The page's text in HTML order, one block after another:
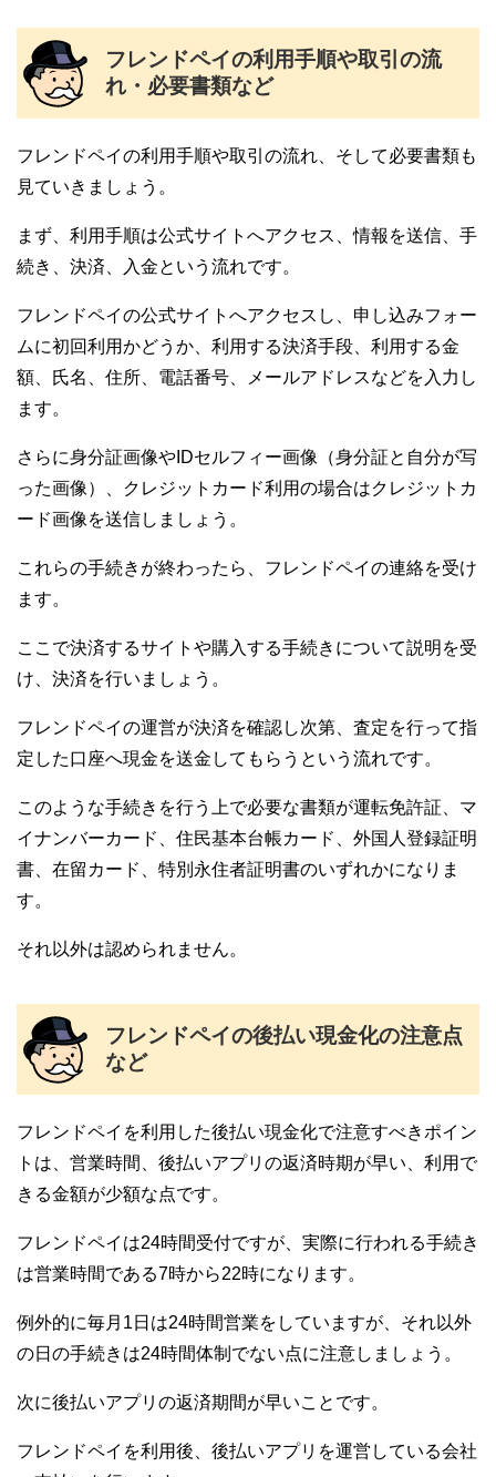
フレンドペイの利用手順や取引の流
れ・必要書類など
フレンドペイの利用手順や取引の流れ、そして必要書類も
見ていきましょう。
まず、利用手順は公式サイトへアクセス、情報を送信、手
続き、決済、入金という流れです。
フレンドペイの公式サイトへアクセスし、申し込みフォー
ムに初回利用かどうか、利用する決済手段、利用する金
額、氏名、住所、電話番号、メールアドレスなどを入力し
ます。
さらに身分証画像やIDセルフィー画像（身分証と自分が写
った画像）、クレジットカード利用の場合はクレジットカ
ード画像を送信しましょう。
これらの手続きが終わったら、フレンドペイの連絡を受け
ます。
ここで決済するサイトや購入する手続きについて説明を受
け、決済を行いましょう。
フレンドペイの運営が決済を確認し次第、査定を行って指
定した口座へ現金を送金してもらうという流れです。
このような手続きを行う上で必要な書類が運転免許証、マ
イナンバーカード、住民基本台帳カード、外国人登録証明
書、在留カード、特別永住者証明書のいずれかになりま
す。
それ以外は認められません。
フレンドペイの後払い現金化の注意点
など
フレンドペイを利用した後払い現金化で注意すべきポイン
トは、営業時間、後払いアプリの返済時期が早い、利用で
きる金額が少額な点です。
フレンドペイは24時間受付ですが、実際に行われる手続き
は営業時間である7時から22時になります。
例外的に毎月1日は24時間営業をしていますが、それ以外
の日の手続きは24時間体制でない点に注意しましょう。
次に後払いアプリの返済期間が早いことです。
フレンドペイを利用後、後払いアプリを運営している会社